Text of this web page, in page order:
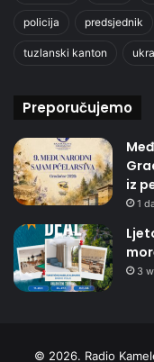
policija predsjednik
tuzlanski kanton
Preporučujemo
iz
1
3
© 2026. Radio